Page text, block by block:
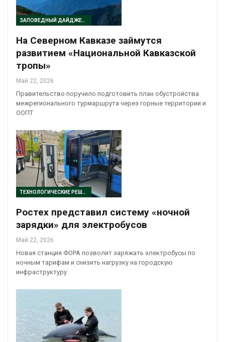
ЗАПОВЕДНЫЙ ДАЙДЖЕСТ
На Северном Кавказе займутся
развитием «Национальной Кавказской
тропы»
Май 22, 2026
Правительство поручило подготовить план обустройства
межрегионального турмаршрута через горные территории и
ООПТ
ТЕХНОЛОГИЧЕСКИЕ РЕШЕНИЯ
Ростех представил систему «ночной
зарядки» для электробусов
Май 22, 2026
Новая станция ФОРА позволит заряжать электробусы по
ночным тарифам и снизить нагрузку на городскую
инфраструктуру